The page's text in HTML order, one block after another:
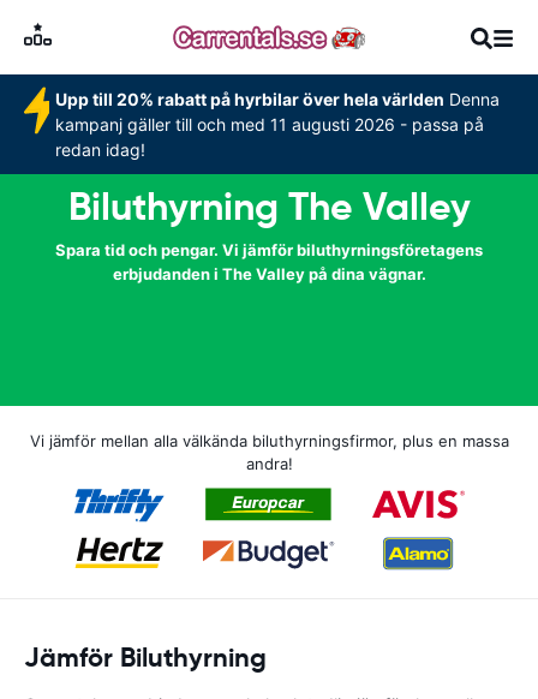
Upp till 20% rabatt på hyrbilar över hela världen Denna
kampanj gäller till och med 11 augusti 2026 - passa på
redan idag!
Biluthyrning The Valley
Spara tid och pengar. Vi jämför biluthyrningsföretagens
erbjudanden i The Valley på dina vägnar.
Vi jämför mellan alla välkända biluthyrningsfirmor, plus en massa
andra!
Jämför Biluthyrning